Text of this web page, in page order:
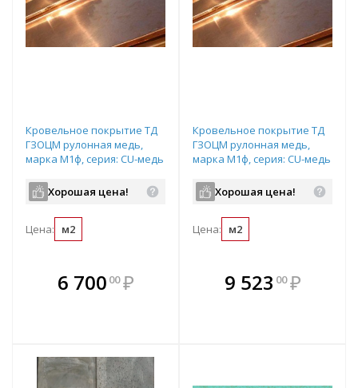
Кровельное покрытие ТД
ГЗОЦМ рулонная медь,
марка М1ф, серия: CU-медь
ширина 600мм
Хорошая цена!
Цена: м2
6 700 00 ₽
В комплекте
всегда выгоднее!
Кровельное покрытие ТД
ГЗОЦМ рулонная медь,
марка М1ф, серия: CU-медь
ширина 600мм
Хорошая цена!
Цена: м2
В комплекте
всегда выгоднее!
9 523 00 ₽